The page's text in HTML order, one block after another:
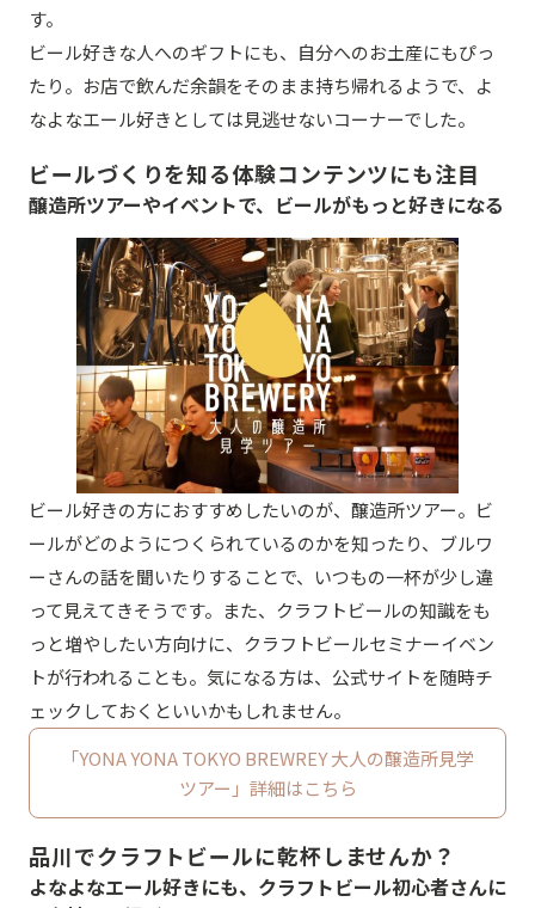
す。
ビール好きな人へのギフトにも、自分へのお土産にもぴっ
たり。お店で飲んだ余韻をそのまま持ち帰れるようで、よ
なよなエール好きとしては見逃せないコーナーでした。
ビールづくりを知る体験コンテンツにも注目
醸造所ツアーやイベントで、ビールがもっと好きになる
ビール好きの方におすすめしたいのが、醸造所ツアー。ビ
ールがどのようにつくられているのかを知ったり、ブルワ
ーさんの話を聞いたりすることで、いつもの一杯が少し違
って見えてきそうです。また、クラフトビールの知識をも
っと増やしたい方向けに、クラフトビールセミナーイベン
トが行われることも。気になる方は、公式サイトを随時チ
ェックしておくといいかもしれません。
「YONA YONA TOKYO BREWREY 大人の醸造所見学
ツアー」詳細はこちら
品川でクラフトビールに乾杯しませんか？
よなよなエール好きにも、クラフトビール初心者さんに